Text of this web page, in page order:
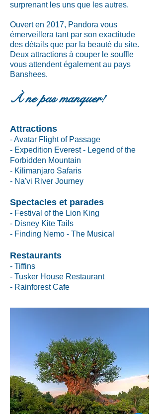
surprenant les uns que les autres.
Ouvert en 2017, Pandora vous
émerveillera tant par son exactitude
des détails que par la beauté du site.
Deux attractions à couper le souffle
vous attendent également au pays
Banshees.
À ne pas manquer!
Attractions
- Avatar Flight of Passage
- Expedition Everest - Legend of the
Forbidden Mountain
- Kilimanjaro Safaris
- Na'vi River Journey
Spectacles et parades
- Festival of the Lion King
- Disney Kite Tails
- Finding Nemo - The Musical
Restaurants
- Tiffins
- Tusker House Restaurant
- Rainforest Cafe